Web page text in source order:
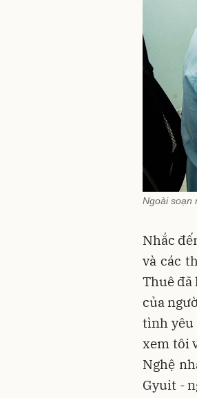
Ngoài soạn
Nhắc
và các
Thuê đã
của
tình yêu
xem tôi
Nghệ
Gyuit -